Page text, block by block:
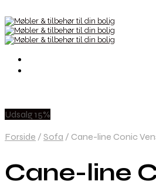
Udsalg 15%
Forside / Sofa / Cane-line Conic
Cane-line